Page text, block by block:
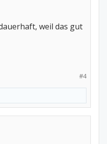
weil das gut
#4